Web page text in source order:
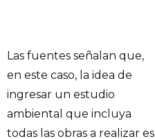
Las fuentes señalan que,
en este caso, la idea de
ingresar un estudio
ambiental que incluya
todas las obras a realizar es